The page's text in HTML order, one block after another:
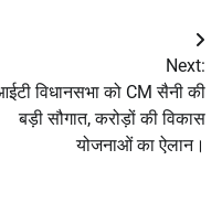
Next:
विधानसभा को CM सैनी की
बड़ी सौगात, करोड़ों की विकास
योजनाओं का ऐलान।